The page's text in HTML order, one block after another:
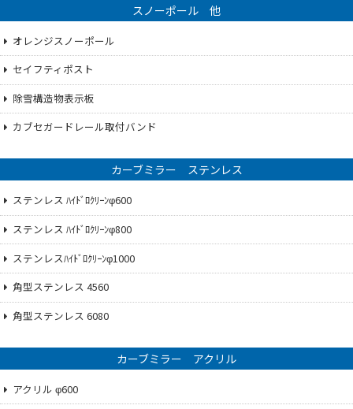
スノーポール 他
オレンジスノーポール
セイフティポスト
除雪構造物表示板
カブセガードレール取付バンド
カーブミラー ステンレス
ステンレス ﾊｲﾄﾞﾛｸﾘｰﾝφ600
ステンレス ﾊｲﾄﾞﾛｸﾘｰﾝφ800
ステンレスﾊｲﾄﾞﾛｸﾘｰﾝφ1000
角型ステンレス 4560
角型ステンレス 6080
カーブミラー アクリル
アクリル φ600